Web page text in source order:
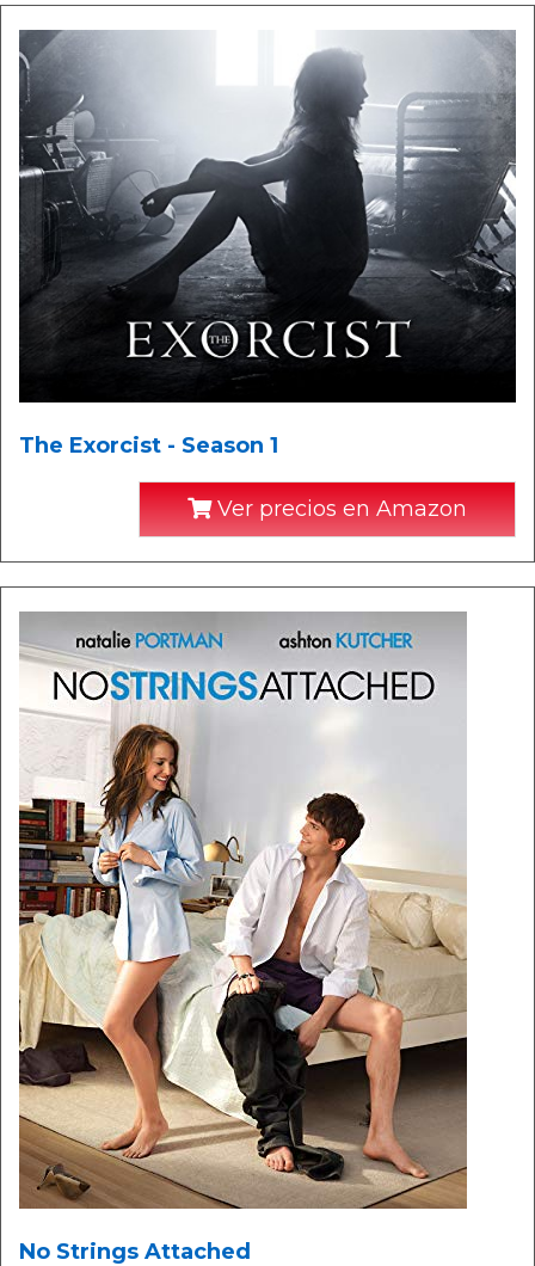
The Exorcist - Season 1
Ver precios en Amazon
No Strings Attached